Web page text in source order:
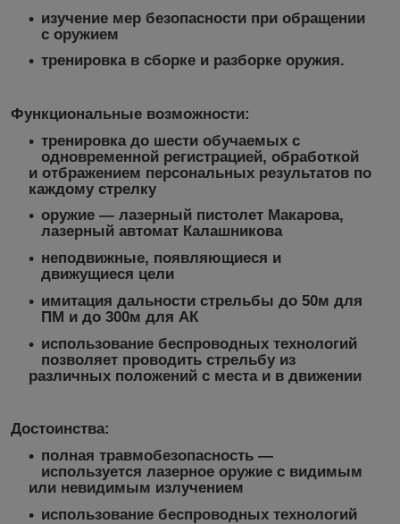
изучение мер безопасности при обращении
с оружием
тренировка в сборке и разборке оружия.
Функциональные возможности:
тренировка до шести обучаемых с
одновременной регистрацией, обработкой
и отбражением персональных результатов по
каждому стрелку
оружие — лазерный пистолет Макарова,
лазерный автомат Калашникова
неподвижные, появляющиеся и
движущиеся цели
имитация дальности стрельбы до 50м для
ПМ и до 300м для АК
использование беспроводных технологий
позволяет проводить стрельбу из
различных положений с места и в движении
Достоинства:
полная травмобезопасность —
используется лазерное оружие с видимым
или невидимым излучением
использование беспроводных технологий